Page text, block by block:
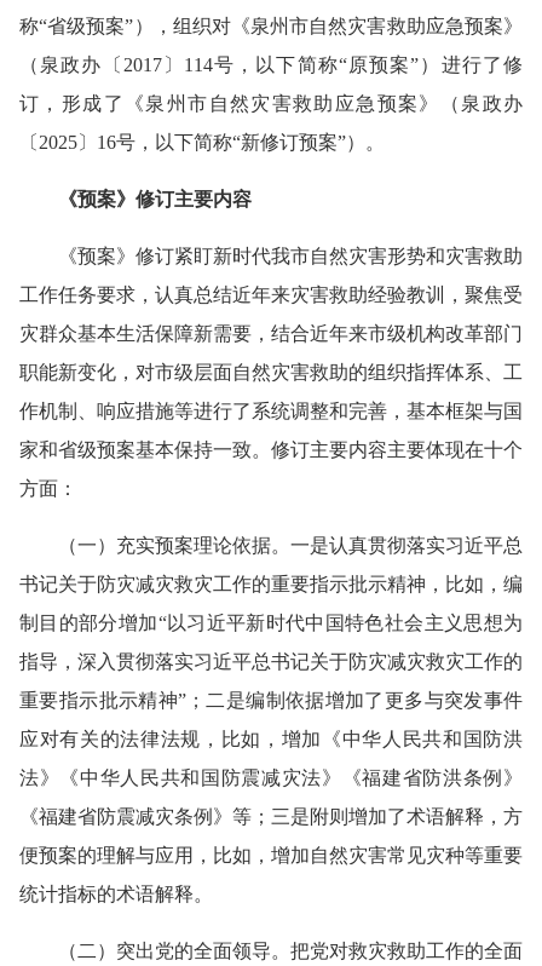
称“省级预案”），组织对《泉州市自然灾害救助应急预案》
（泉政办〔2017〕114号，以下简称“原预案”）进行了修
订，形成了《泉州市自然灾害救助应急预案》（泉政办
〔2025〕16号，以下简称“新修订预案”）。
《预案》修订主要内容
《预案》修订紧盯新时代我市自然灾害形势和灾害救助
工作任务要求，认真总结近年来灾害救助经验教训，聚焦受
灾群众基本生活保障新需要，结合近年来市级机构改革部门
职能新变化，对市级层面自然灾害救助的组织指挥体系、工
作机制、响应措施等进行了系统调整和完善，基本框架与国
家和省级预案基本保持一致。修订主要内容主要体现在十个
方面：
（一）充实预案理论依据。一是认真贯彻落实习近平总
书记关于防灾减灾救灾工作的重要指示批示精神，比如，编
制目的部分增加“以习近平新时代中国特色社会主义思想为
指导，深入贯彻落实习近平总书记关于防灾减灾救灾工作的
重要指示批示精神”；二是编制依据增加了更多与突发事件
应对有关的法律法规，比如，增加《中华人民共和国防洪
法》《中华人民共和国防震减灾法》《福建省防洪条例》
《福建省防震减灾条例》等；三是附则增加了术语解释，方
便预案的理解与应用，比如，增加自然灾害常见灾种等重要
统计指标的术语解释。
（二）突出党的全面领导。把党对救灾救助工作的全面